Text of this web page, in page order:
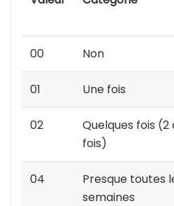
00 Non
01 Une fois
02
Quelques fois (2
fois)
04
Presque toutes
semaines